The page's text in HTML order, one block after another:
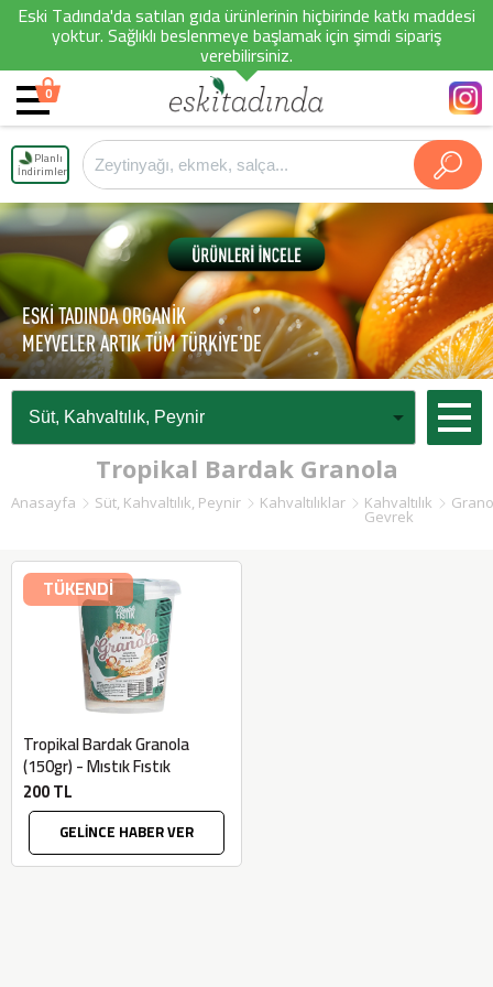
Eski Tadında'da satılan gıda ürünlerinin hiçbirinde katkı maddesi
yoktur. Sağlıklı beslenmeye başlamak için şimdi sipariş
verebilirsiniz.
0
Planlı
İndirimler
ESKİ TADINDA ORGANİK
MEYVELER ARTIK TÜM TÜRKİYE'DE
Tropikal Bardak Granola
Anasayfa Süt, Kahvaltılık, Peynir Kahvaltılıklar Kahvaltılık
Gevrek
TÜKENDİ
Tropikal Bardak Granola
(150gr) - Mıstık Fıstık
200 TL
GELİNCE HABER VER